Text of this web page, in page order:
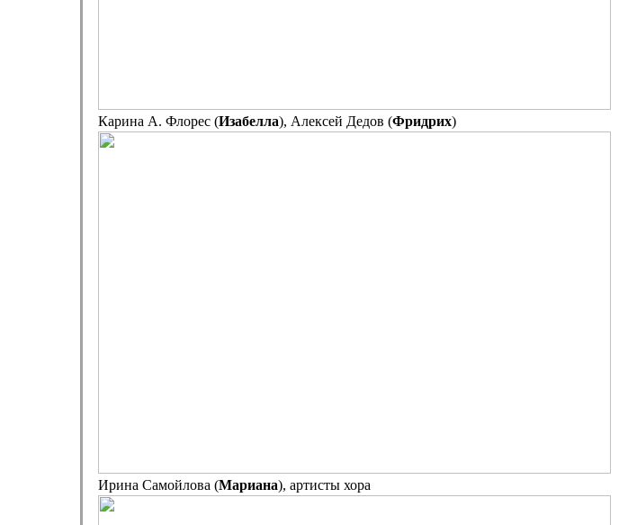
Карина А. Флорес (Изабелла), Алексей Дедов (Фридрих)
Ирина Самойлова (Мариана), артисты хора